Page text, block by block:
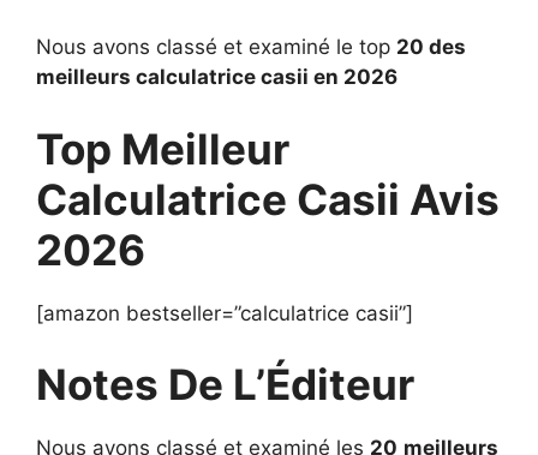
Nous avons classé et examiné le top 20 des
meilleurs calculatrice casii en 2026
Top Meilleur
Calculatrice Casii Avis
2026
[amazon bestseller=”calculatrice casii”]
Notes De L’Éditeur
Nous avons classé et examiné les 20 meilleurs